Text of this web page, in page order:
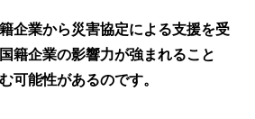
企業から災害協定による支援を受
籍企業の影響力が強まれること
可能性があるのです。